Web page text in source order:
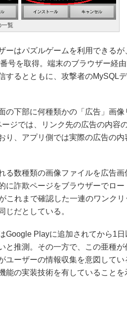
一覧
はパズルゲームを利用できるが
号を取得。端末のブラウザー経
するとともに、攻撃者のMySQL
下部に何種類かの「広告」画像
ジでは、リンク先の広告の内容
り、アプリ側では実際の広告の内
数種類の画像ファイルを広告画
に詐欺ページをブラウザーでロー
これまで確認した一連のワンクリ
じだとしている。
Playに追加されてから1日
と推測。その一方で、この亜種が
ユーザーの情報収集を意図してい
能の実装技術を有していることを